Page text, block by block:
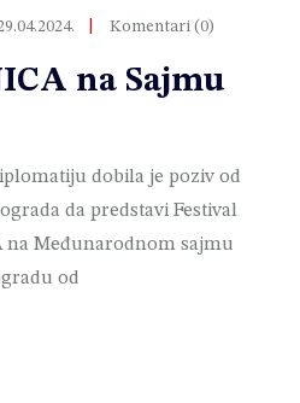
Komentari (0)
na Sajmu
dobila je poziv od
da predstavi Festival
na Međunarodnom sajmu
od